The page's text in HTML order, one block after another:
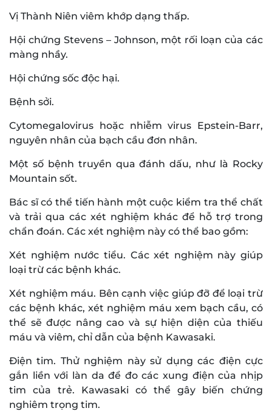
Vị Thành Niên viêm khớp dạng thấp.
Hội chứng Stevens – Johnson, một rối loạn của các
màng nhầy.
Hội chứng sốc độc hại.
Bệnh sởi.
Cytomegalovirus hoặc nhiễm virus Epstein-Barr,
nguyên nhân của bạch cầu đơn nhân.
Một số bệnh truyền qua đánh dấu, như là Rocky
Mountain sốt.
Bác sĩ có thể tiến hành một cuộc kiểm tra thể chất
và trải qua các xét nghiệm khác để hỗ trợ trong
chẩn đoán. Các xét nghiệm này có thể bao gồm:
Xét nghiệm nước tiểu. Các xét nghiệm này giúp
loại trừ các bệnh khác.
Xét nghiệm máu. Bên cạnh việc giúp đỡ để loại trừ
các bệnh khác, xét nghiệm máu xem bạch cầu, có
thể sẽ được nâng cao và sự hiện diện của thiếu
máu và viêm, chỉ dẫn của bệnh Kawasaki.
Điện tim. Thử nghiệm này sử dụng các điện cực
gắn liền với làn da để đo các xung điện của nhịp
tim của trẻ. Kawasaki có thể gây biến chứng
nghiêm trọng tim.